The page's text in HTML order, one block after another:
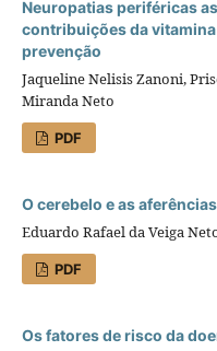
Neuropatias periféricas
contribuições da
prevenção
Jaqueline Nelisis Zanoni,
Miranda Neto
PDF
O cerebelo e as
Eduardo Rafael da Veiga
PDF
Os fatores de risco da